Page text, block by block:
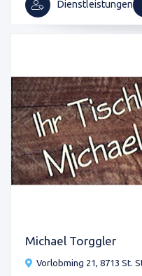
Dienstleistungen
Michael Torggler
Vorlobming 21, 8713 St.